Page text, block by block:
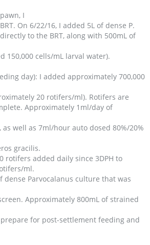
I
On 6/22/16, I added 5L of dense P.
to the BRT, along with 500mL of
150,000 cells/mL larval water).
day): I added approximately 700,000
20 rotifers/ml). Rotifers are
Approximately 1ml/day of
well as 7ml/hour auto dosed 80%/20%
gracilis.
rotifers added daily since 3DPH to
ml.
dense Parvocalanus culture that was
Approximately 800mL of strained
for post-settlement feeding and